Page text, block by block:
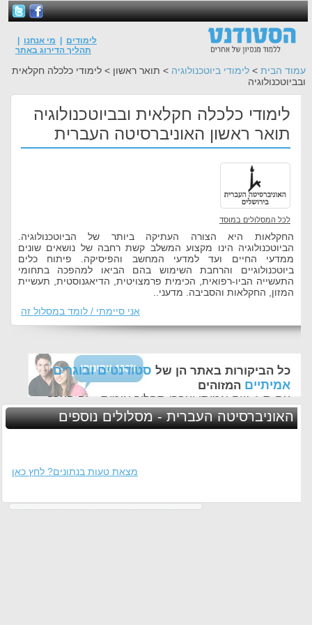
לימודים מי אנחנו
תהליך הדירוג באתר
עמוד הבית > לימודי ביוטכנולוגיה > תואר ראשון > לימודי כלכלה חקלאית
ובביוטכנולוגיה
לימודי כלכלה חקלאית ובביוטכנולוגיה
תואר ראשון האוניברסיטה העברית
לכל המסלולים במוסד
החקלאות היא הצורה העתיקה ביותר של הביוטכנולוגיה.
הביוטכנולוגיה הינו מקצוע המשלב קשת רחבה של נושאים שונים
ממדעי החיים ועד למדעי המחשב והפיסיקה. פיתוח כלים
ביוטכנולוגיים והרחבת השימוש בהם הביאו למהפכה בתחומי
התעשייה הביו-רפואית, הכימית פרמצויטית, הדיאגנוסטית, תעשיית
המזון, החקלאות והסביבה. מדעני..
אני סיימתי / לומד במסלול זה
כל הביקורות באתר הן של סטודנטים ובוגרים
אמיתיים המזוהים
עם ת.ז, שם אמיתי ועברו תהליך אימות - זה הערך
החשוב לנו ביותר באתר
האוניברסיטה העברית - מסלולים נוספים
מצאת טעות בנתונים? לחץ כאן